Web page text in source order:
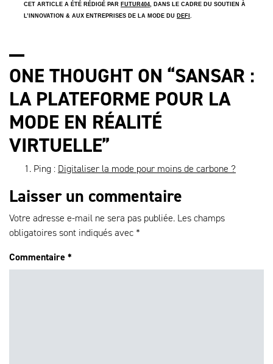
CET ARTICLE A ÉTÉ RÉDIGÉ PAR FUTUR404 , DANS LE CADRE DU SOUTIEN À
L’INNOVATION & AUX ENTREPRISES DE LA MODE DU DEFI
ONE THOUGHT ON “SANSAR :
LA PLATEFORME POUR LA
MODE EN RÉALITÉ
VIRTUELLE”
Ping : Digitaliser la mode pour moins de carbone ?
Laisser un commentaire
Votre adresse e-mail ne sera pas publiée. Les champs
obligatoires sont indiqués avec *
Commentaire *